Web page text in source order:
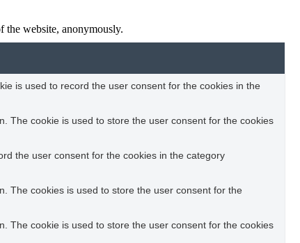
the website, anonymously.
is used to record the user consent for the cookies in the
The cookie is used to store the user consent for the cookies
the user consent for the cookies in the category
The cookies is used to store the user consent for the
The cookie is used to store the user consent for the cookies